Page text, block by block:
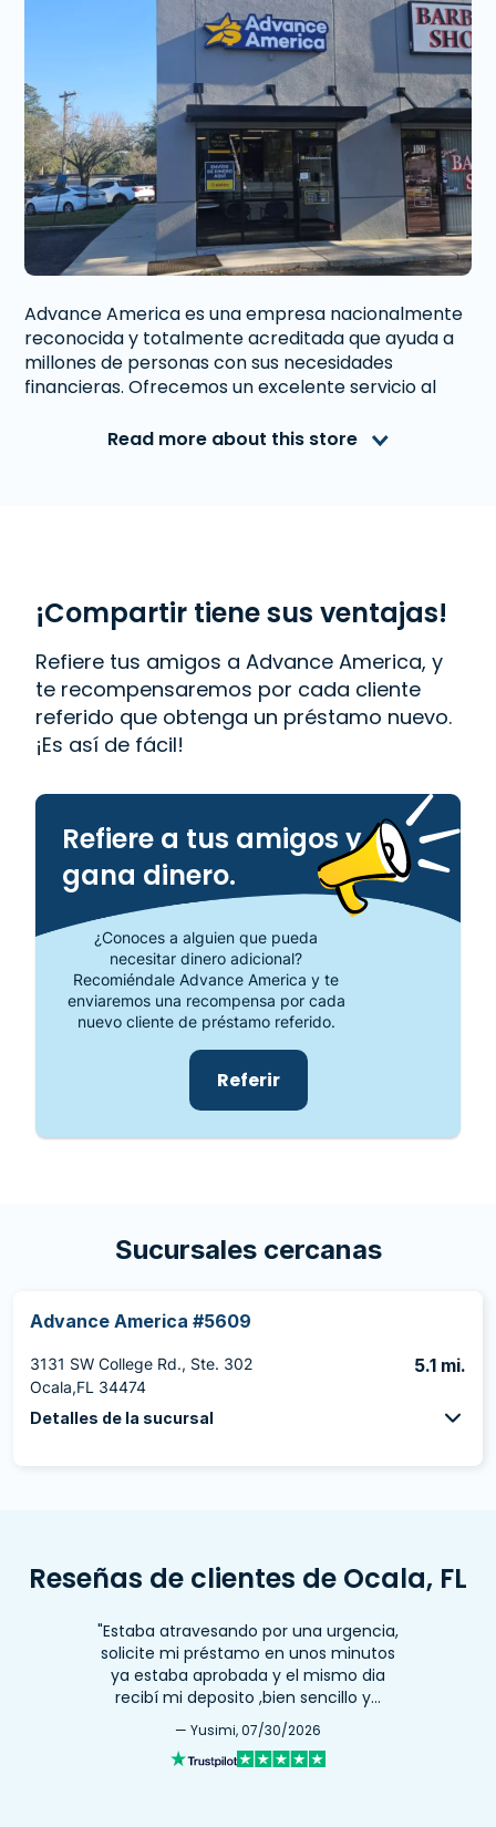
Advance America es una empresa nacionalmente
reconocida y totalmente acreditada que ayuda a
millones de personas con sus necesidades
financieras. Ofrecemos un excelente servicio al
dinero inmediato. Con nosotros obtener un
visita tu sucursal más cercana en 2750 E. Silver
Springs Blvd., Ste. 102, Ocala, FL 34470.
Read more about this store
¡Compartir tiene sus ventajas!
Refiere tus amigos a Advance America, y
te recompensaremos por cada cliente
referido que obtenga un préstamo nuevo.
¡Es así de fácil!
Refiere a tus amigos y
gana dinero.
¿Conoces a alguien que pueda
necesitar dinero adicional?
Recomiéndale Advance America y te
enviaremos una recompensa por cada
nuevo cliente de préstamo referido.
Referir
Sucursales cercanas
Advance America #5609
3131 SW College Rd., Ste. 302
Ocala,FL 34474
5.1 mi.
Detalles de la sucursal
Reseñas de clientes de Ocala, FL
"Estaba atravesando por una urgencia,
solicite mi préstamo en unos minutos
ya estaba aprobada y el mismo dia
recibí mi deposito ,bien sencillo y…
— Yusimi, 07/30/2026